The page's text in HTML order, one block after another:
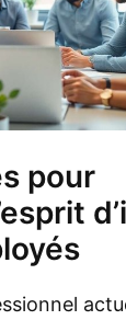
pour